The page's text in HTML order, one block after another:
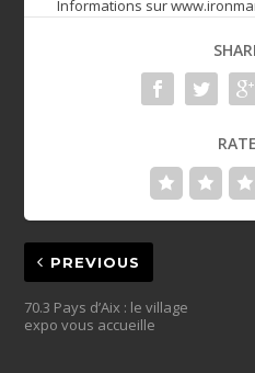
Informations sur
PREVIOUS
70.3 Pays d’Aix : le village
expo vous accueille